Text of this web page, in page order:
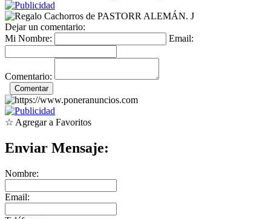
Dejar un comentario:
Mi Nombre:
Email:
Comentario:
☆ Agregar a Favoritos
Enviar Mensaje:
Nombre:
Email: